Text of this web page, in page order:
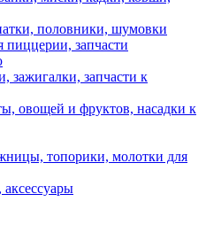
половники, шумовки
запчасти
зажигалки, запчасти к
овощей и фруктов, насадки к
топорики, молотки для